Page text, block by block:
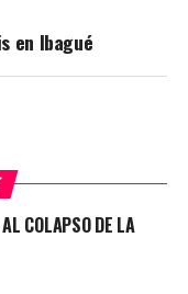
en Ibagué
COLAPSO DE LA